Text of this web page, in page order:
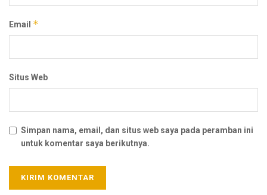
Email *
Situs Web
Simpan nama, email, dan situs web saya pada peramban ini
untuk komentar saya berikutnya.